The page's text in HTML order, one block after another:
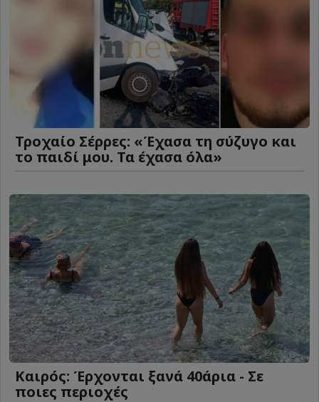
Τροχαίο Σέρρες: «Έχασα τη σύζυγο και
το παιδί μου. Τα έχασα όλα»
Καιρός: Έρχονται ξανά 40άρια - Σε
ποιες περιοχές